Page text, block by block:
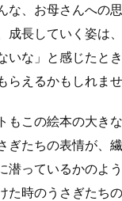
な、お母さんへの
成長していく姿は
いな」と感じたと
えるかもしれませ
もこの絵本の大き
ぎたちの表情が、
潜っているかのよ
た時のうさぎたち